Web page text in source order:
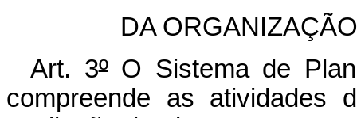
DA
Art. 3ºO Sistema de
compreende as atividades